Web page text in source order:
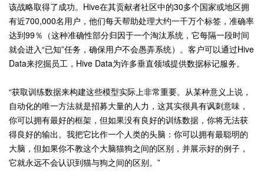
该战略取得了成功。Hive在其贡献者社区中的30多个国家或地区拥
有近700,000名用户，他们每天帮助处理大约一千万个标签，准确率
达到99％（这种准确性部分归因于一个淘汰系统，它每隔一段时间
就会进入“已知”任务，确保用户不会愚弄系统）。客户可以通过Hive
Data来挖掘员工，Hive Data为许多垂直领域提供数据标记服务。
“获取训练数据来构建这些模型实际上非常重要。从某种意义上说，
自动化的唯一方法就是招募大量的人力，这其实很具有讽刺意味，
你可以拥有最好的框架，但如果没有良好的训练数据，你将无法获
得良好的输出。我把它比作一个人类的头脑：你可以拥有最聪明的
大脑，但如果你不教这个大脑猫狗之间的区别，并展示好的例子，
它就永远不会认识到猫与狗之间的区别。”